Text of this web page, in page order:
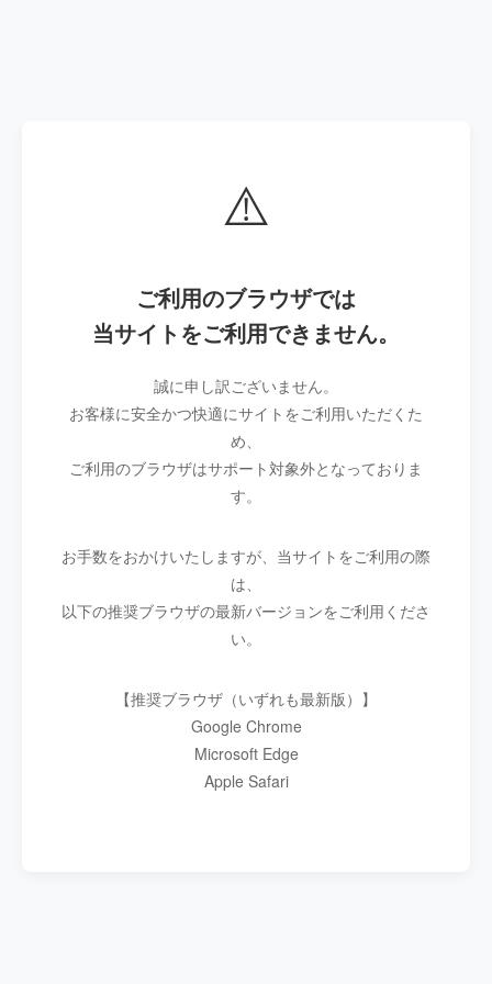
⚠️
ご利用のブラウザでは
当サイトをご利用できません。
誠に申し訳ございません。
お客様に安全かつ快適にサイトをご利用いただくた
め、
ご利用のブラウザはサポート対象外となっておりま
す。
お手数をおかけいたしますが、当サイトをご利用の際
は、
以下の推奨ブラウザの最新バージョンをご利用くださ
い。
【推奨ブラウザ（いずれも最新版）】
Google Chrome
Microsoft Edge
Apple Safari